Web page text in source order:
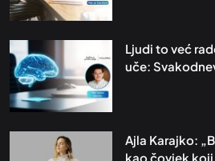
Ljudi to već
uče:
Ajla Karajko:
kao čovjek koji